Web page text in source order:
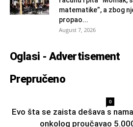
matematike”, a zbog
propao...
August 7, 2026
Oglasi - Advertisement
Prepručeno
0
Evo šta se zaista dešava s
onkolog proučavao